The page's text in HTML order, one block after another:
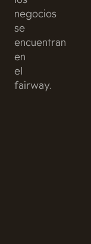
negocios
se
encuentran
en
el
fairway.